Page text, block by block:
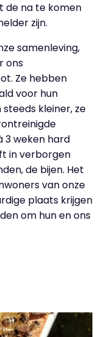
de na te komen
zijn.
samenleving,
ons
Ze hebben
voor hun
kleiner, ze
3 weken hard
in verborgen
de bijen. Het
van onze
plaats krijgen
om hun en ons